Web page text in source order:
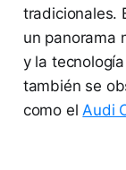
tradicionales.
un panorama
y la
también se
como el Audi